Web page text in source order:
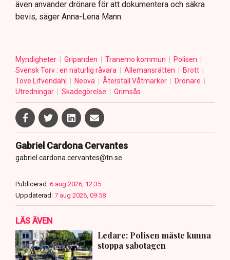
även använder drönare för att dokumentera och säkra
bevis, säger Anna-Lena Mann.
Myndigheter Gripanden Tranemo kommun
Polisen
Svensk Torv : en naturlig råvara
Allemansrätten
Brott
Tove Lifvendahl
Neova Återställ Våtmarker
Drönare
Utredningar
Skadegörelse Grimsås
Gabriel Cardona Cervantes
gabriel.cardona.cervantes@tn.se
Publicerad: 6 aug 2026, 12:35
Uppdaterad: 7 aug 2026, 09:58
LÄS ÄVEN
Ledare: Polisen måste kunna
stoppa sabotagen